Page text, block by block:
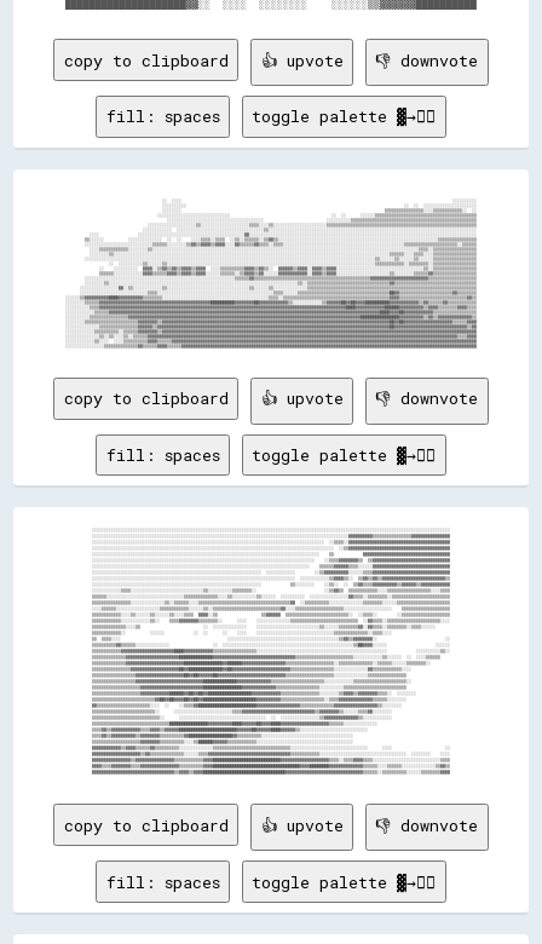
copy to clipboard 👍 upvote 👎 downvote
fill: spaces toggle palette ▓→✊🏽
          ░░░░                ░░░░░░░░░░░░░░░░░░░░░░░░░░░░░░░░░░░░░░░░░░░░▓▓░░░░░░░░░░░░░░░░░░░░░░░░░░░░░░░░░░░░░░░░░░░░░░░░░░░░░░░░░░░░░░░░░░░░░░░░░░░░░░░░░░░░░░░░░░░░░░
        ▒▒░░░░░░          ░░░░░░░░░░░░░░  ░░  ░░    ░░░░▒▒▒▒░░▒▒▒▒  ░░▒▒░░▒▒▒▒▒▒░░▒▒▓▓▒▒░░░░░░░░░░░░░░░░░░░░░░░░░░░░░░░░░░░░░░░░░░░░░░░░░░░░░░░░░░░░░░░░░░▒▒▒▒▒▒▒▒▒▒▒▒▒▒▒▒
        ░░░░░░░░░░░░░░░░░░░░░░░░░░░░▒▒▒▒▒▒░░░░░░░░▒▒▓▓▒▒▓▓▓▓▒▒▓▓▓▓░░░░▓▓▒▒▒▒▒▒▓▓▒▒▒▒░░▒▒▒▒░░░░░░░░░░░░░░░░░░░░░░░░░░░░░░░░░░░░░░░░░░░░░░░░░░▒▒▒▒▒▒▒▒▒▒▒▒▒▒▒▒▒▒▒▒▒▒░░▒▒▒▒▒▒
              ░░    ░░░░░░░░░░  ▓▓▓▓░░▒▒▓▓▒▒▓▓▒▒▓▓▓▓▒▒▓▓▓▓  ░░░░▒▒▒▒▒▒▒▒▒▒▓▓▓▓▒▒▓▓▒▒░░  ▓▓▓▓▓▓▒▒▓▓▓▓░░▓▓▓▓▒▒▓▓▓▓░░░░░░░░░░░░░░░░░░░░░░░░░░░░░░░░░░░░▒▒░░▒▒▒▒▒▒▒▒▒▒▒▒▒▒▒▒▒▒
              ▒▒▒▒▒▒░░░░░░░░░░░░▓▓▓▓▒▒▒▒▒▒▓▓▓▓▒▒▓▓▓▓▒▒▓▓▓▓░░░░░░▒▒▒▒▒▒░░▒▒▓▓▓▓▒▒▓▓░░░░░░▓▓▓▓▓▓▓▓▓▓▓▓░░▓▓▓▓▒▒▓▓▓▓░░░░░░░░░░░░░░░░░░░░░░▒▒░░░░░░░░▒▒▒▒▒▒▓▓▒▒▒▒▒▒▒▒▒▒▒▒▒▒▒▒▒▒
        ░░░░░░░░░░░░░░░░░░░░░░░░░░░░░░░░░░░░░░░░░░░░░░░░░░░░░░░░░░░░░░▒▒▒▒▒▒▓▓▒▒▒▒▒▒▒▒▒▒▒▒▒▒▒▒▒▒▒▒▒▒▒▒▒▒▒▒▒▒▒▒▒▒▒▒▒▒▒▒▒▒▒▒▒▒▒▒▓▓▓▓▓▓▓▓▓▓▓▓▓▓▓▓▓▓▓▓▓▓▓▓▒▒▒▒▒▒▒▒▒▒▒▒▒▒▒▒▒▒▒▒
        ░░░░░░░░▒▒░░░░░░░░░░░░░░░░░░░░░░░░░░░░░░░░░░░░░░░░░░░░░░░░░░░░░░░░░░░░░░░░░░░░░░░░░░░░░░▒▒░░▒▒▒▒▒▒▒▒▒▒▒▒▒▒▒▒▒▒▒▒▒▒▒▒▒▒▒▒▒▒▒▒▒▒▓▓▒▒▒▒▒▒▒▒▒▒▒▒▒▒▒▒▒▒▒▒▒▒▒▒▒▒▒▒▒▒▒▒▒▒
      ░░░░░░░░░░░░░░░░▓▓░░▒▒░░░░░░░░░░░░▒▒░░░░░░░░░░░░░░░░░░░░░░░░░░░░░░░░░░▒▒░░░░░░▒▒░░░░░░░░░░░░░░▒▒▒▒▒▒▒▒▒▒▒▒▒▒▒▒▒▒▒▒▒▒▒▒▒▒▒▒▒▒▒▒▒▒▒▒▒▒▒▒▒▒▒▒▒▒▒▒▒▒▒▒▒▒▒▒▒▒▒▒▒▒▒▒▒▒▒▒▒▒
      ░░░░░░░░░░░░░░░░░░░░░░░░░░░░▒▒▒▒░░░░░░░░░░░░░░░░░░░░░░░░░░░░░░░░░░░░░░░░░░░░░░░░▒▒▒▒░░░░░░▒▒▒▒▒▒▒▒▒▒▒▒▒▒▒▒▒▒▒▒▒▒▒▒▒▒▒▒▒▒▒▒▒▒▒▒▒▒██▓▓▒▒▒▒▒▒▒▒▒▒▒▒▒▒▒▒▒▒▒▒▒▒▓▓▒▒▒▒▒▒▒▒
░░░░░░▒▒▓▓▓▓▓▓▓▓▓▓████▓▓▓▓▓▓▓▓▓▓▒▒▒▒▒▒▒▒░░░░░░░░░░░░░░░░░░░░░░░░░░░░░░░░░░░░░░░░░░░░▒▒▒▒░░▒▒▒▒▒▒▒▒▒▒▒▒▒▒▒▒▒▒▒▒▒▒▒▒▒▒▒▒▒▒▒▒▒▒▒▒▒▒▒▒▒▒▒▒▓▓▓▓▒▒▒▒▒▒▒▒▒▒▒▒▒▒▒▒▒▒▒▒▒▒▒▒▒▒▒▒▓▓▒▒
░░░░░░░░▒▒▒▒▒▒▓▓▓▓▓▓▓▓▓▓▓▓▓▓▓▓▓▓▓▓▓▓▓▓▓▓▓▓▓▓▓▓▓▓▓▓▓▓▓▓▓▓▓▓▓▓██████████▓▓▓▓▓▓▓▓██▓▓▓▓▓▓▓▓▓▓▓▓▒▒░░░░░░░░░░░░▒▒▓▓▓▓▓▓██▓▓██▓▓▓▓██████████▓▓▓▓▓▓▓▓▓▓▓▓▒▒▓▓▒▒▒▒▒▒▓▓▒▒▒▒▒▒▒▒▒▒▒▒
░░░░░░░░░░▒▒▒▒▓▓▓▓▓▓▓▓▓▓▓▓▓▓▓▓▓▓▓▓▓▓▓▓▓▓▓▓▓▓▓▓▓▓▓▓▓▓▓▓▓▓▓▓▓▓▓▓▓▓▓▓▓▓▓▓▓▓▓▓▓▓▓▓▓▓▓▓▓▓▓▓▓▓▓▓▓▓▓▓▓▓▓▓▓▓▓▓▓▓▓▓▓▓▓▓▓▓▓▓▓▓████▓▓▓▓▓▓▓▓▓▓▓▓██████▓▓▓▓▓▓▓▓▓▓▒▒▓▓▓▓▒▒▒▒▒▒▒▒▓▓▓▓▒▒▒▒
░░░░░░░░░░░░▒▒▒▒▒▒▓▓▓▓▓▓▓▓▓▓▓▓▓▓▓▓▓▓▓▓▓▓▓▓▓▓▓▓▓▓▓▓▓▓▓▓▓▓▓▓▓▓▓▓▓▓▓▓▓▓▓▓▓▓▓▓▓▓▓▓▓▓▓▓▓▓▓▓▓▓▓▓▓▓▓▓▓▓▓▓▓▓▓▓▓▓▓▓▓▓▓▓▓▓▓▓▓▓▓▓▓▓▓▓▓▓▓▓▓▓▓▓████▓▓▓▓██▓▓▓▓▓▓▓▓▓▓▓▓▒▒▒▒▒▒▒▒▒▒▒▒▒▒▒▒▒▒
░░░░░░░░░░▒▒▒▒▒▒▒▒▒▒▒▒▒▒▒▒▓▓▓▓▓▓▓▓▓▓▓▓▓▓▓▓▓▓▓▓▓▓▓▓▓▓▓▓▓▓▓▓▓▓▓▓▓▓▓▓▓▓▓▓▓▓▓▓▓▓▓▓▓▓▓▓▓▓▓▓▓▓▓▓▓▓▓▓▓▓▓▓▓▓▓▓▓▓▓▓▓▓▓▓▓▓▓▓▓▓▓▓▓▓▓▓████████████████▓▓▓▓▓▓▓▓▓▓▒▒▓▓▒▒▓▓▓▓▓▓▓▓▓▓▓▓▓▓▒▒
░░░░░░░░▒▒▒▒▒▒▒▒▒▒▒▒▒▒▒▒▒▒▒▒▒▒▓▓▓▓▓▓▓▓▒▒▓▓▓▓▓▓▓▓▓▓▓▓▓▓▓▓▓▓▓▓▓▓▓▓▓▓▓▓▓▓▓▓▓▓▓▓▓▓▓▓▓▓▓▓▓▓▓▓▓▓▓▓▓▓▓▓▓▓▓▓▓▓▓▓▓▓▓▓▓▓▓▓▓▓▓▓▓▓▓▓▓▓▓▓▓▓▓▓▓▓▓▓▓▓██▓▓██▓▓▓▓▓▓▓▓▓▓▓▓▓▓▓▓▓▓▓▓▒▒▒▒▒▒▓▓▓▓
░░░░░░░░░░░░░░▒▒▒▒▒▒▒▒▒▒▒▒▒▒▒▒▓▓▓▓▓▓▒▒▓▓▓▓▓▓▓▓▓▓▓▓▓▓▓▓▓▓▓▓▓▓▓▓▓▓▓▓▓▓▓▓▓▓▓▓▓▓▓▓▓▓▓▓▓▓▓▓▓▓▓▓▓▓▓▓▓▓▓▓▓▓▓▓▓▓▓▓▓▓▓▓▓▓▓▓▓▓▓▓▓▓▓▓▓▓▓▓▓▓▓▓▓▓▓▓██▓▓▓▓▓▓▓▓▓▓▓▓▓▓▓▓▓▓▓▓▓▓▓▓▓▓▓▓▓▓▒▒▓▓
░░░░░░░░░░░░▒▒▒▒▒▒▒▒▒▒░░▒▒▒▒▒▒▓▓▓▓▓▓▓▓▒▒▓▓▓▓▓▓▓▓▓▓▓▓▓▓▓▓▓▓▓▓▓▓▓▓▓▓▓▓▓▓▓▓▓▓▓▓▓▓▓▓▓▓▓▓▓▓▓▓▓▓▓▓▓▓▓▓▓▓▓▓▓▓▓▓▓▓▓▓▓▓▓▓▓▓▓▓▓▓▓▓▓▓▓▓▓▓▓▓▓▓▓▓▓▓▓▓▓▓▓▓▓▓▓▓▓▓▓▓▓▓▓▓▓▓▓▓▓▓▓▓▓▓▓▓▓▓▓▓▓▓
░░░░░░░░░░░░░░▒▒░░▒▒░░░░▒▒░░▒▒▒▒▒▒▓▓▓▓▓▓▓▓▓▓▓▓▓▓▓▓▓▓▓▓▓▓▓▓▓▓▓▓▓▓▓▓▓▓▓▓▓▓▓▓▓▓▓▓▓▓▓▓▓▓▓▓▓▓▓▓▓▓▓▓▓▓▓▓▓▓▓▓▓▓▓▓▓▓▓▓▓▓▓▓▓▓▓▓▓▓▓▓▓▓▓▓▓▓▓▓▓▓▓▓▓▓▓▓▓▓▓▓▓▓▓▓▓▓▓▓▓▓▓▓▓▓▓▓▓▓▓▓▒▒▒▒▓▓▓▓
░░░░░░░░░░░░▒▒░░░░  ░░░░▒▒▒▒▒▒▒▒▒▒▓▓▓▓▒▒▒▒▒▒▓▓▓▓▓▓▓▓▓▓▓▓▓▓▓▓▓▓▓▓▓▓▓▓▓▓▓▓▓▓▓▓▓▓▓▓▓▓▓▓▓▓▓▓▓▓▓▓▓▓▓▓▓▓▓▓▓▓▓▓▓▓▓▓▓▓▓▓▓▓▓▓▓▓▓▓▓▓▓▓▓▓▓▓▓▓▓▓▓▓▓▓▓▓▓▓▓▓▓▓▓▓▓▓▓▓▓▓▓▓▓▓▓▓▓▓▓▓▓▓▓▓▓▓▓▓
copy to clipboard 👍 upvote 👎 downvote
fill: spaces toggle palette ▓→✊🏽
░░░░░░░░░░░░░░░░░░░░░░░░░░░░░░░░░░░░░░░░░░░░░░░░░░░░░░░░░░░░░░░░░░░░░░░░░░░░░░░░░░░░░░░░░░░░░░░░░░░░░░░░░░▓▓▓▓▓▓▓▓▓▓▒▒▒▒▒▒▒▒▒▒▒▒▒▒▒▒▓▓▓▓▓▓▓▓▓▓▓▓▓▓▓▓
░░░░░░░░░░░░░░░░░░░░░░░░░░░░░░░░░░░░░░░░░░░░░░░░░░░░░░░░░░░░░░░░░░░░░░░░░░░░░░░░░░░░░░░░░░░░░░░░  ░░▒▒▒▒░░▓▓▓▓▓▓▓▓▓▓▓▓▓▓▓▓▓▓▓▓▓▓▓▓▓▓▓▓▓▓▓▓▓▓▓▓▓▓▓▓▓▓
░░░░░░░░░░░░░░░░░░░░░░░░░░░░░░░░░░░░░░░░░░░░░░░░░░░░░░░░░░░░░░░░░░░░░░░░░░░░░░░░░░░░░░░░░░░░░░░░░░░░  ░░▒▒▓▓▓▓▓▓▓▓▓▓▓▓▓▓▓▓▓▓▓▓▓▓▓▓▓▓▓▓▓▓▓▓▓▓▓▓▓▓▓▓▓▓
░░░░░░░░░░░░░░░░░░░░░░░░░░░░░░░░░░░░░░░░░░░░░░░░░░░░░░░░░░░░░░░░░░░░░░░░░░░░░░░░░░░░░░░░░░░░░░    ▒▒            ▓▓▓▓▓▓▓▓▓▓▓▓▓▓▓▓▓▓▓▓▓▓▓▓▓▓▓▓▓▓▓▓▓▓▓▓
░░░░░░░░░░░░░░░░░░░░░░░░░░░░░░░░░░░░░░░░░░░░░░░░░░░░░░░░░░░░░░░░░░░░░░░░░░░░░░░░░░░░░░░░░░░░    ░░▒▒▒▒▓▓▓▓▓▓▓▓▒▒  ▒▒▓▓▓▓▓▓▓▓▓▓▓▓▓▓▓▓▓▓▓▓▓▓▓▓▓▓▓▓▓▓▓▓
░░░░░░░░░░░░░░░░░░░░░░░░░░░░░░░░░░░░░░░░░░░░░░░░░░░░░░░░░░░░░░░░░░░░░░░░░░░░░░░░░░░░░░░░░░    ▒▒▒▒▒▒▓▓▓▓▓▓▒▒▒▒░░░░░░▓▓▓▓▓▓▓▓▓▓▓▓▓▓▓▓▓▓▓▓▓▓▓▓▓▓▓▓▓▓▓▓
░░░░░░░░░░░░░░░░░░░░░░░░░░░░░░░░░░░░░░░░░░░░░░░░░░░░░░░░░░░░░░░░░░░░░░  ░░░░░░░░░░░░        ░░▒▒▓▓▓▓▓▓▓▓▓▓░░░░░░▒▒▒▒▓▓▓▓▓▓▓▓▓▓▓▓▓▓▓▓▓▓▓▓▓▓▓▓▓▓▓▓▓▓▓▓
░░░░░░░░░░░░░░░░░░░░░░░░░░░░░░░░░░░░░░░░░░░░░░░░░░░░░░░░░░░░░░░░░░░░░░░░░░░░░░░░░░░░  ░░░░░░░░░░░░▒▒▓▓▓▓▒▒░░  ▒▒▓▓▒▒▓▓▒▒▓▓▓▓▓▓▓▓▓▓▓▓▓▓▓▓▓▓▓▓▓▓▓▓▓▓▒▒
░░░░░░░░░░░░░░░░░░░░░░░░░░░░░░░░░░░░░░░░░░░░░░░░░░░░░░░░░░░░░░░░░░░░░░            ▒▒░░░░░░░░    ░░▒▒░░  ░░  ▒▒▓▓▒▒▒▒▓▓▓▓▓▓▓▓▓▓▒▒▓▓▓▓▓▓▒▒▓▓▓▓▓▓▓▓▓▓▓▓
░░░░░░░░░░░░▒▒▒▒░░░░░░░░░░░░░░░░░░░░░░░░░░░░░░▒▒░░░░░░░░░░▒▒▒▒▒▒▒▒░░                            ░░▒▒▓▓▒▒  ▒▒▒▒▒▒▒▒▒▒▒▒░░░░▒▒▒▒▒▒▒▒▒▒▒▒▒▒▒▒▒▒░░░░▒▒▒▒
▒▒▒▒▒▒░░░░░░░░░░░░░░░░░░░░░░░░░░░░░░░░▒▒▒▒▒▒▒▒▒▒▒▒▒▒░░░░▒▒░░░░░░░░░░▒▒░░░░░░  ░░░░░░░░░░  ░░░░░░░░░░░░░░░░▓▓▒▒▒▒░░▒▒▒▒▒▒▒▒░░▒▒▒▒▒▒▒▒▒▒▒▒▒▒▒▒▒▒▒▒▒▒▒▒
▒▒▒▒▒▒▒▒▒▒▒▒▒▒▒▒░░░░░░░░░░░░░░▒▒░░▒▒▒▒▒▒░░░░▒▒▒▒▒▒▒▒▒▒▒▒▒▒▒▒▒▒▒▒▒▒▒▒▒▒▒▒▒▒▒▒▒▒▒▒▒▒▓▓  ░░▒▒▒▒▒▒▒▒▒▒░░░░░░░░░░░░░░▒▒▒▒▒▒▒▒░░░░░░▒▒▒▒▒▒▒▒▒▒▒▒▒▒▒▒▒▒▒▒▒▒
░░░░▒▒▒▒▒▒░░░░░░░░░░░░░░░░░░▒▒▒▒▒▒▒▒▒▒▒▒░░░░░░▒▒░░▒▒▒▒▒▒▒▒▒▒▒▒▒▒▒▒▒▒▒▒▒▒▒▒▒▒▒▒▓▓░░░░▒▒▒▒▒▒▒▒▒▒▒▒▒▒▒▒▒▒▒▒░░░░░░░░░░░░░░░░░░░░    ▒▒▒▒▒▒▒▒▒▒▒▒▒▒▒▒▒▒▒▒
▒▒▒▒▒▒▒▒▒▒▒▒░░░░▒▒░░░░░░▒▒░░░░░░▒▒░░░░▒▒▒▒  ▓▓▓▓░░▒▒                  ▒▒▓▓▓▓▓▓  ▒▒▒▒▒▒▒▒▒▒▒▒▒▒▒▒▒▒▒▒▒▒▒▒▒▒░░  ░░▒▒▒▒░░        ░░▒▒▒▒▒▒▒▒▒▒▒▒▒▒▒▒▒▒▒▒
▒▒▒▒▒▒▒▒▒▒▒▒░░░░░░░░░░░░▒▒░░    ▒▒▒▒▓▓▓▓▓▓▓▓▒▒▒▒▒▒▒▒░░      ░░░░    ░░░░░░░░░░░░░░▒▒▒▒▒▒▒▒▒▒▒▒▒▒▒▒▒▒▒▒▒▒▒▒▒▒▒▒  ░░▓▓▒▒▒▒░░▒▒▒▒▒▒▒▒▒▒▒▒▒▒▒▒▒▒▒▒▒▒░░░░
▒▒▒▒▒▒▒▒▒▒▒▒▒▒░░░░▒▒                          ░░  ░░░░░░░░░░░░░░    ░░░░░░░░░░░░░░░░░░░░░░░░░░▒▒░░░░░░▒▒▒▒▒▒▒▒▓▓░░▓▓▒▒▒▒░░▒▒▒▒▒▒▒▒░░▒▒▒▒░░░░░░
▒▒  ▒▒▒▒░░░░                                            ░░░░░░░░░░░░░░░░░░░░░░░░░░░░░░░░░░░░░░░░░░░░░░▒▒▓▓▒▒▓▓▓▓▓▓▓▓░░                            ░░
▒▒▒▒▒▒▒▒▒▒▓▓▒▒▒▒▒▒░░░░░░░░░░░░░░                  ░░  ░░░░░░░░░░░░░░░░░░░░░░░░░░░░░░░░░░░░░░░░░░░░░░░░░░░░░░▒▒██▓▓▓▓░░░░░░                    ░░░░░░
▒▒▒▒▒▒▒▒▒▒▒▒▓▓▓▓▓▓▓▓▓▓▓▓▓▓▓▓▓▓▓▓▓▓████▓▓▓▓▓▓▓▓▓▓▓▓▒▒▒▒▒▒▒▒▒▒▒▒▒▒▒▒▒▒░░░░░░░░░░░░░░░░░░░░░░░░░░░░░░░░░░░░░░░░░░░░░░░░░░░░░░            ░░░░░░░░░░▒▒░░
▒▒▒▒▒▒▒▒▒▒▒▒▒▒▓▓▓▓▓▓▓▓▓▓▓▓▓▓▓▓▓▓▓▓▓▓██████████████▓▓▓▓▓▓▓▓▓▓▓▓▓▓▓▓▓▓▓▓▓▓▓▓▓▓▓▓▓▓▓▓▓▓▒▒▒▒▒▒▒▒▒▒▒▒▒▒▒▒▒▒▒▒▒▒▒▒░░░░░░░░░░░░▒▒░░░░░░  ░░  ░░░░▒▒▒▒▒▒
▒▒▒▒▒▒▒▒▒▒▒▒▒▒▓▓▓▓▓▓▓▓▓▓▓▓▓▓▓▓▓▓▓▓▓▓▓▓████████████████▓▓██████▓▓▓▓▓▓▓▓▓▓▓▓▓▓▓▓▓▓▒▒▒▒▒▒▒▒▒▒▒▒▒▒▒▒▒▒▒▒░░▒▒▒▒▒▒▒▒▒▒▒▒▒▒░░▒▒▒▒▒▒░░░░░░▒▒▒▒▒▒▒▒░░
▒▒▒▒▒▒▒▒▒▒▒▒▒▒▒▒▓▓▓▓▓▓▓▓▓▓▓▓▓▓▓▓▓▓▓▓██▓▓██████████████▓▓██▓▓▓▓▓▓▓▓▓▓▓▓▓▓▓▓▓▓▓▓▓▓▓▓▒▒▒▒▒▒▒▒▒▒▒▒▒▒▒▒▒▒░░░░░░░░░░░░░░▓▓▒▒▒▒▒▒▒▒▒▒▒▒░░░░
▒▒▒▒▒▒▒▒▒▒▒▒▒▒▒▒▒▒▓▓▓▓▓▓▓▓▓▓▓▓▓▓▓▓▓▓▓▓██▓▓██▓▓▓▓▓▓██▓▓▓▓▓▓▓▓▓▓▓▓▓▓▓▓▓▓▓▓▓▓▓▓▓▓▓▓▒▒▒▒▒▒▒▒▒▒▒▒▒▒▒▒▒▒▒▒░░░░░░░░░░░░░░▒▒▒▒▒▒▒▒▒▒▒▒▒▒▒▒
▒▒▒▒▒▒▒▒▒▒▒▒▒▒▒▒▒▒▓▓▓▓▓▓▓▓▓▓▓▓▓▓▓▓▓▓▓▓▓▓▓▓▓▓▓▓██████████████▓▓▓▓▓▓▓▓▓▓▓▓▓▓▒▒▒▒▒▒▒▒▒▒▒▒▒▒▒▒▒▒▒▒▒▒░░░░░░░░░░░░▒▒▒▒▒▒▒▒▒▒▒▒▒▒▒▒▒▒▒▒▒▒░░
▒▒▒▒▒▒▒▒▒▒▒▒▒▒▒▒▒▒▒▒▓▓▓▓▓▓▓▓▓▓▓▓▓▓▓▓▓▓▓▓▓▓▓▓▓▓████████████████▓▓▓▓▓▓▓▓▓▓▓▓▓▓▒▒▒▒▒▒▒▒▒▒▒▒▒▒▒▒▒▒░░░░░░░░░░▒▒▒▒▒▒▒▒▒▒▒▒▒▒▒▒▒▒▒▒▒▒▒▒▒▒
▒▒▒▒▒▒▒▒▒▒▒▒▒▒▒▒▒▒▒▒▓▓▓▓▓▓▓▓▓▓▓▓██████▓▓██▓▓██▓▓██████████████████▓▓▓▓▓▓▓▓▓▓▓▓▒▒▒▒▒▒▒▒▒▒▒▒▒▒▒▒░░░░░░░░▒▒▓▓▓▓▒▒▓▓▓▓▓▓▓▓▒▒▒▒░░  ░░░░░░░░
▒▒▒▒▒▒▒▒▒▒▒▒▒▒▒▒▒▒▒▒▒▒▒▒▒▒▓▓██▓▓██▓▓▓▓██▓▓██▓▓██████████████████████▓▓▓▓▓▓▓▓▓▓▒▒▒▒▒▒▒▒▒▒▒▒▒▒▒▒▒▒░░▒▒▒▒▓▓▓▓▓▓▓▓▓▓▓▓▓▓▒▒▒▒▒▒░░░░░░░░
▓▓▒▒▒▒▒▒▒▒▒▒▒▒▒▒▒▒▒▒▒▒▒▒░░░░  ░░    ░░▒▒▒▒▓▓████████████████████████▓▓▓▓▓▓▓▓▓▓▓▓▓▓▓▓▓▓▒▒▒▒▒▒▒▒▒▒▒▒▒▒▓▓▓▓▓▓▓▓▓▓▓▓▓▓▓▓▓▓▒▒░░░░░░░░
▒▒▒▒▒▒▒▒▒▒▒▒▒▒▒▒▒▒▒▒▒▒▒▒▒▒░░      ░░░░░░░░░░░░░░░░░░░░░░░░▒▒▒▒▓▓▓▓▓▓▓▓▓▓▓▓▓▓▓▓▓▓▓▓▓▓▓▓▓▓▓▓▓▓▒▒▓▓▓▓▓▓▓▓▒▒░░░░░░▒▒▒▒▓▓░░░░░░░░
▒▒▒▒▒▒▒▒▒▒▒▒▒▒▒▒▒▒▒▒▒▒▒▒▒▒▒▒░░      ░░░░░░░░░░░░░░░░░░░░░░░░░░░░░░░░░░░░  ░░  ░░░░░░░░░░░░░░░░▒▒▓▓▓▓▓▓▓▓▓▓▓▓▓▓▒▒░░░░░░░░░░░░
▒▒▒▒▒▒▒▒▒▒▒▒▒▒▒▒▒▒▒▒▒▒▒▒▒▒▒▒▒▒▒▒████████████████▓▓▓▓▓▓▓▓▓▓████▓▓▓▓▓▓██▓▓▓▓████▓▓▓▓▓▓▓▓▓▓▓▓▓▓▓▓▓▓▓▓▒▒▒▒▒▒░░░░░░░░░░░░░░
▒▒▒▒▓▓▒▒▓▓▓▓▓▓▓▓▓▓▓▓▒▒▒▒▓▓▓▓▒▒▓▓▓▓▓▓████████████████████████▓▓▓▓▓▓██▓▓▓▓▓▓████▓▓▓▓▓▓▒▒░░░░░░░░░░░░░░░░░░░░░░░░░░░░
▒▒▒▒▓▓▒▒▓▓▓▓▓▓▓▓▓▓▒▒▓▓▓▓▓▓▓▓▒▒▒▒▒▒▒▒▒▒▓▓██████████████████▓▓▒▒▒▒▒▒▒▒▒▒░░░░░░░░░░░░░░░░░░░░░░░░░░░░░░░░░░░░░░
▒▒▒▒▒▒▒▒▒▒▒▒▒▒▒▒▒▒▒▒▓▓▓▓▓▓▓▓▒▒▒▒▒▒▒▒▒▒░░░░▒▒██████▓▓▓▓▓▓▒▒▒▒▒▒▒▒▒▒▒▒░░░░░░░░░░░░░░░░░░░░░░░░░░░░░░░░░░░░░░░░
▓▓▓▓▓▓▓▓▓▓▓▓▒▒▓▓▓▓▒▒▒▒▒▒▓▓▒▒▒▒▒▒▒▒▒▒░░░░░░░░░░░░░░▒▒▒▒▒▒▒▒▒▒▒▒▒▒▒▒▒▒▒▒▒▒▒▒▒▒▒▒▒▒▒▒░░░░░░░░░░░░░░░░░░░░░░░░░░░░░░░░      ░░░░                      ░░
▓▓▓▓▓▓▓▓▓▓▓▓▓▓▓▓▓▓▓▓▒▒▓▓▒▒▒▒▒▒▒▒▒▒▒▒▒▒░░░░░░▒▒▒▒▓▓▓▓▓▓▓▓▓▓▓▓▓▓▓▓▓▓▓▓▓▓▓▓▓▓▓▓▓▓▓▓▓▓▒▒▒▒▒▒▒▒▒▒▒▒░░░░░░░░░░░░░░░░░░░░░░░░░░░░░░░░░░░░  ░░░░░░░░    ░░░░
▓▓▓▓▓▓▓▓▓▓▓▓▓▓▓▓▒▒▓▓▓▓▓▓▓▓▓▓▓▓▓▓▓▓▒▒▒▒▒▒▒▒▒▒▒▒▓▓▓▓████████████████████████████▓▓▓▓▓▓▓▓▓▓▓▓▓▓▓▓▓▓▓▓▒▒▒▒░░▒▒▒▒▓▓▓▓▒▒▒▒░░░░░░░░░░░░░░░░░░░░░░░░░░░░▒▒▒▒
▓▓▓▓▒▒▒▒▓▓▓▓▓▓▓▓▒▒▒▒▓▓▓▓▓▓▓▓▓▓▓▓▓▓▓▓▒▒▒▒▒▒▒▒▒▒▓▓▓▓████████████████████████████████████▓▓▓▓████████▓▓▓▓▓▓▓▓▓▓▓▓▓▓▒▒▒▒▒▒░░░░▒▒▒▒▒▒░░░░░░░░░░░░░░▒▒▓▓▒▒
copy to clipboard 👍 upvote 👎 downvote
fill: spaces toggle palette ▓→✊🏽